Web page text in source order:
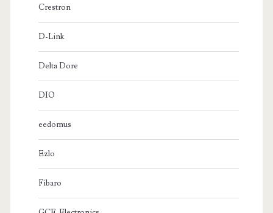
Crestron
D-Link
Delta Dore
DIO
eedomus
Ezlo
Fibaro